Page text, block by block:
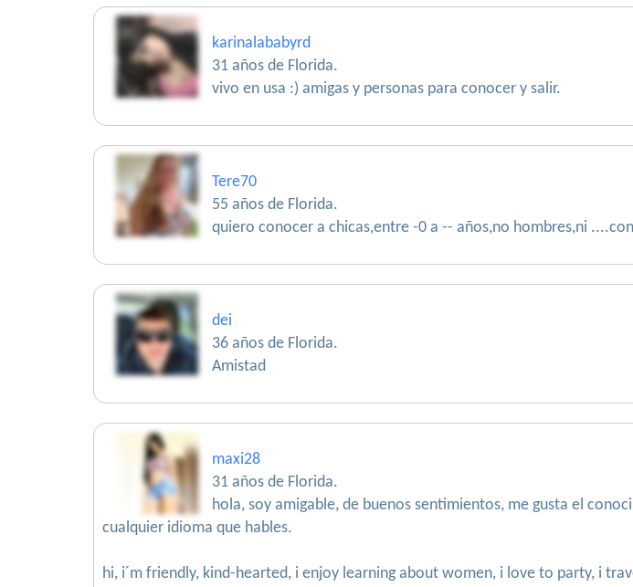
karinalababyrd
31 años de Florida.
vivo en usa :) amigas y personas para conocer y salir.
Tere70
55 años de Florida.
quiero conocer a chicas,entre -0 a -- años,no hombres,ni
dei
36 años de Florida.
Amistad
maxi28
31 años de Florida.
hola, soy amigable, de buenos sentimientos, me gusta el
cualquier idioma que hables.
hi, i´m friendly, kind-hearted, i enjoy learning about women, i love to party, i